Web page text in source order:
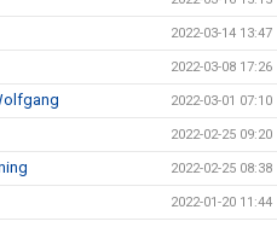
2022-03-14 13:47
2022-03-08 17:26
2022-03-01 07:10
2022-02-25 09:20
2022-02-25 08:38
2022-01-20 11:44